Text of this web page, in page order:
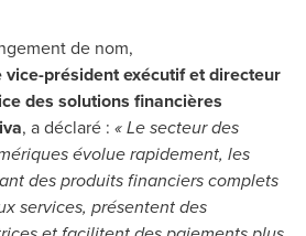
de nom,
président exécutif et directeur
des solutions financières
, a déclaré : « Le secteur des
évolue rapidement, les
des produits financiers complets
services, présentent des